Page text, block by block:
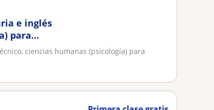
e inglés
para
ciencias humanas (psicología) para